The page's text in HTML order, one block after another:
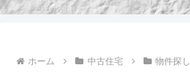
ホーム 中古住宅 物件探し